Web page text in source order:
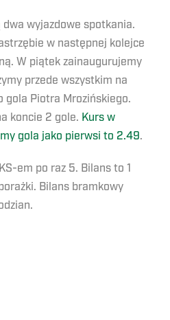
dwa wyjazdowe spotkania.
w następnej kolejce
W piątek zainaugurujemy
przede wszystkim na
Piotra Mrozińskiego.
koncie 2 gole. Kurs w
gola jako pierwsi to 2.49.
em po raz 5. Bilans to 1
Bilans bramkowy